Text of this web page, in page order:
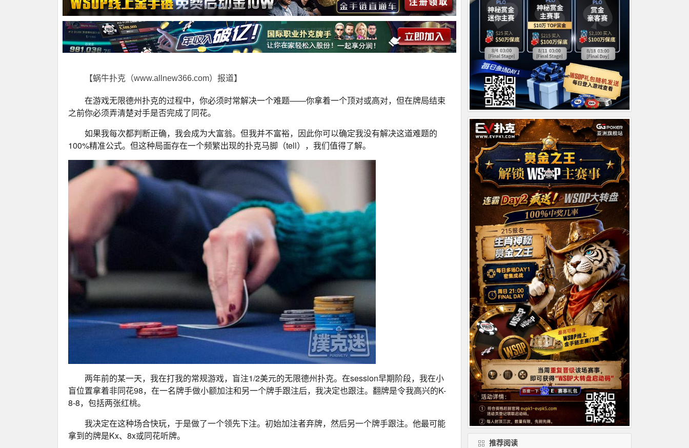
【蜗牛扑克（www.allnew366.com）报道】
在游戏无限德州扑克的过程中，你必须时常解决一个难题——你拿着一个顶对或高对，但在牌局结束
之前你必须弄清楚对手是否完成了同花。
如果我每次都判断正确，我会成为大富翁。但我并不富裕，因此你可以确定我没有解决这道难题的
100%精准公式。但这种局面存在一个频繁出现的扑克马脚（tell），我们值得了解。
两年前的某一天，我在打我的常规游戏，盲注1/2美元的无限德州扑克。在session早期阶段，我在小
盲位置拿着非同花98，在一名牌手做小额加注和另一个牌手跟注后，我决定也跟注。翻牌是令我高兴的K-
8-8，包括两张红桃。
我决定在这种场合快玩，于是做了一个领先下注。初始加注者弃牌，然后另一个牌手跟注。他最可能
拿到的牌是Kx、8x或同花听牌。
推荐阅读